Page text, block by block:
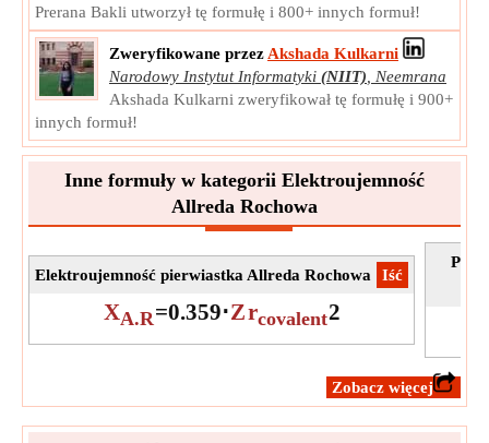
Prerana Bakli utworzył tę formułę i 800+ innych formuł!
Zweryfikowane przezAkshada Kulkarni
Narodowy Instytut Informatyki (NIIT), Neemrana
Akshada Kulkarni zweryfikował tę formułę i 900+
innych formuł!
Inne formuły w kategorii Elektroujemność
Allreda Rochowa
​Iść
Elektroujemność pierwiastka Allreda Rochowa
XA.R=0.359⋅Zrcovalent2
​Zobacz więcej